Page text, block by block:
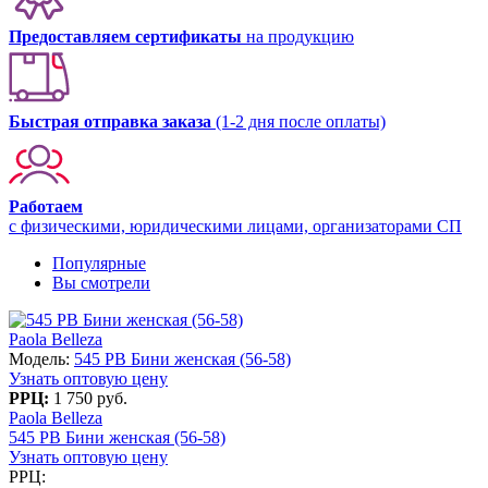
Предоставляем сертификаты на продукцию
Быстрая отправка заказа (1-2 дня после оплаты)
Работаем
с физическими, юридическими лицами, организаторами СП
Популярные
Вы смотрели
Paola Belleza
Модель: 545 PB Бини женская (56-58)
Узнать оптовую цену
РРЦ: 1 750 руб.
Paola Belleza
545 PB Бини женская (56-58)
Узнать оптовую цену
РРЦ: